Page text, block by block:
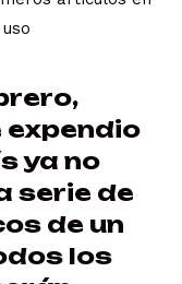
ya no
serie de
de un
los